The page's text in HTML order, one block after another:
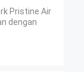
Pristine Air
dengan